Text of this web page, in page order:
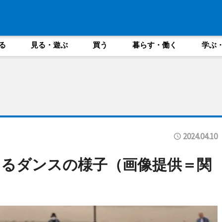
見る・遊ぶ 買う 暮らす・働く 学ぶ
2024.04.10
ダンスの様子（画像提供＝関